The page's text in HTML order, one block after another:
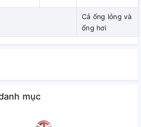
dàn trao đổi nhiệt tại dàn nóng
Cả ống lỏng và
ống hơi
mục